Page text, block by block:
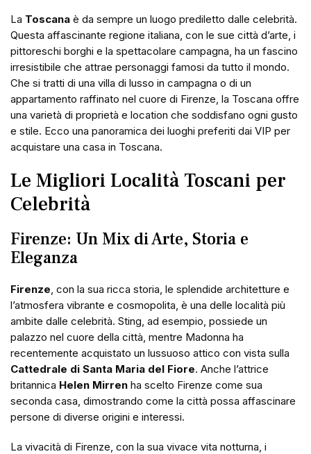
La Toscana è da sempre un luogo prediletto dalle celebrità.
Questa affascinante regione italiana, con le sue città d’arte, i
pittoreschi borghi e la spettacolare campagna, ha un fascino
irresistibile che attrae personaggi famosi da tutto il mondo.
Che si tratti di una villa di lusso in campagna o di un
appartamento raffinato nel cuore di Firenze, la Toscana offre
una varietà di proprietà e location che soddisfano ogni gusto
e stile. Ecco una panoramica dei luoghi preferiti dai VIP per
acquistare una casa in Toscana.
Le Migliori Località Toscani per
Celebrità
Firenze: Un Mix di Arte, Storia e
Eleganza
Firenze, con la sua ricca storia, le splendide architetture e
l’atmosfera vibrante e cosmopolita, è una delle località più
ambite dalle celebrità. Sting, ad esempio, possiede un
palazzo nel cuore della città, mentre Madonna ha
recentemente acquistato un lussuoso attico con vista sulla
Cattedrale di Santa Maria del Fiore. Anche l’attrice
britannica Helen Mirren ha scelto Firenze come sua
seconda casa, dimostrando come la città possa affascinare
persone di diverse origini e interessi.
La vivacità di Firenze, con la sua vivace vita notturna, i